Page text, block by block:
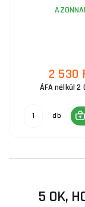
2 530
ÁFA nélkül 2
db
5 OK,